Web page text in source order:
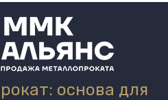
основа для